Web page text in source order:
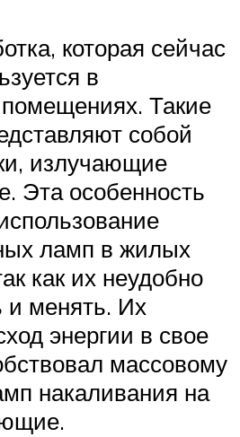
которая сейчас
в
Такие
собой
излучающие
Эта особенность
ламп в жилых
как их неудобно
и менять. Их
энергии в свое
массовому
накаливания на